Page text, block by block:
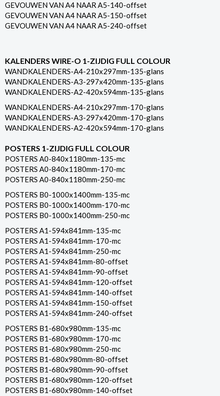
GEVOUWEN VAN A4 NAAR A5-140-offset
GEVOUWEN VAN A4 NAAR A5-150-offset
GEVOUWEN VAN A4 NAAR A5-240-offset
KALENDERS WIRE-O 1-ZIJDIG FULL COLOUR
WANDKALENDERS-A4-210x297mm-135-glans
WANDKALENDERS-A3-297x420mm-135-glans
WANDKALENDERS-A2-420x594mm-135-glans
WANDKALENDERS-A4-210x297mm-170-glans
WANDKALENDERS-A3-297x420mm-170-glans
WANDKALENDERS-A2-420x594mm-170-glans
POSTERS 1-ZIJDIG FULL COLOUR
POSTERS A0-840x1180mm-135-mc
POSTERS A0-840x1180mm-170-mc
POSTERS A0-840x1180mm-250-mc
POSTERS B0-1000x1400mm-135-mc
POSTERS B0-1000x1400mm-170-mc
POSTERS B0-1000x1400mm-250-mc
POSTERS A1-594x841mm-135-mc
POSTERS A1-594x841mm-170-mc
POSTERS A1-594x841mm-250-mc
POSTERS A1-594x841mm-80-offset
POSTERS A1-594x841mm-90-offset
POSTERS A1-594x841mm-120-offset
POSTERS A1-594x841mm-140-offset
POSTERS A1-594x841mm-150-offset
POSTERS A1-594x841mm-240-offset
POSTERS B1-680x980mm-135-mc
POSTERS B1-680x980mm-170-mc
POSTERS B1-680x980mm-250-mc
POSTERS B1-680x980mm-80-offset
POSTERS B1-680x980mm-90-offset
POSTERS B1-680x980mm-120-offset
POSTERS B1-680x980mm-140-offset